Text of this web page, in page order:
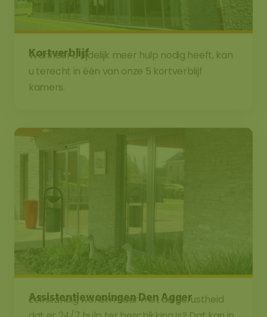
Kortverblijf
Wanneer u tijdelijk meer hulp nodig heeft, kan
u terecht in één van onze 5 kortverblijf
kamers.
Assistentiewoningen Den Agger
Zelfstandig wonen maar met de gerustheid